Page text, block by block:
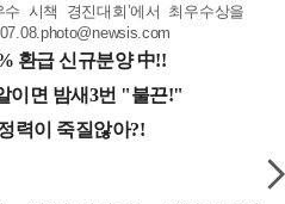
시책 경진대회’에서 최우수상을